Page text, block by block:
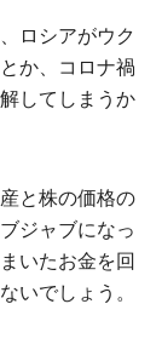
ロシアがウク
か、コロナ禍
してしまうか
と株の価格の
ジャブになっ
いたお金を回
いでしょう。